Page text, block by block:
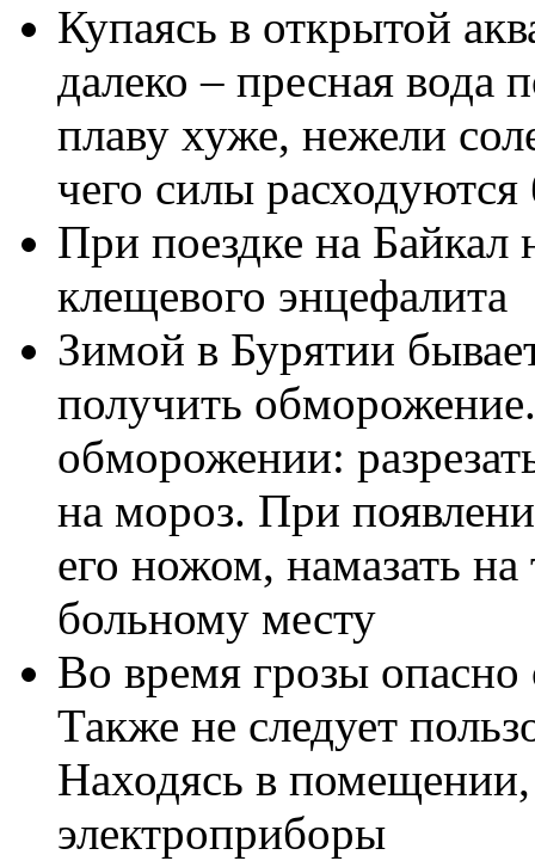
Купаясь в открытой
далеко – пресная вода
плаву хуже, нежели
чего силы расходуются
При поездке на Байкал
клещевого энцефалита
Зимой в Бурятии
получить
обморожении:
на мороз. При
его ножом, намазать
больному месту
Во время грозы опасно
Также не следует
Находясь в
электроприборы